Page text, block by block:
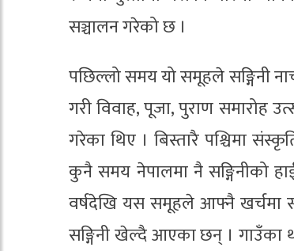
सञ्चालन गरेको छ ।
पछिल्लो समय यो समूहले सङ्गिनी
गरी विवाह, पूजा, पुराण समारोह
गरेका थिए । बिस्तारै पश्चिमा
कुनै समय नेपालमा नै सङ्गिनीको
वर्षदेखि यस समूहले आफ्नै खर्चमा
सङ्गिनी खेल्दै आएका छन् ।